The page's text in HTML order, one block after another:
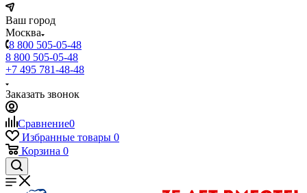
Ваш город
Москва
8 800 505-05-48
8 800 505-05-48
+7 495 781-48-48
Заказать звонок
Сравнение0
Избранные товары 0
Корзина 0